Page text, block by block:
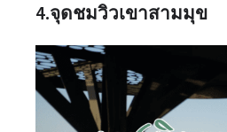
4.จุดชมวิวเขาสามมุข